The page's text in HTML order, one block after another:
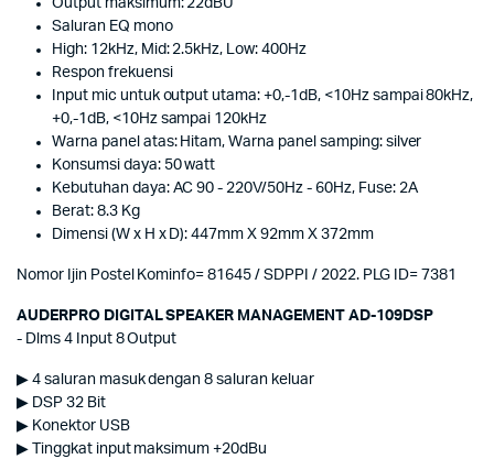
Output maksimum: 22dBU
Saluran EQ mono
High: 12kHz, Mid: 2.5kHz, Low: 400Hz
Respon frekuensi
Input mic untuk output utama: +0,-1dB, <10Hz sampai 80kHz,
+0,-1dB, <10Hz sampai 120kHz
Warna panel atas: Hitam, Warna panel samping: silver
Konsumsi daya: 50 watt
Kebutuhan daya: AC 90 - 220V/50Hz - 60Hz, Fuse: 2A
Berat: 8.3 Kg
Dimensi (W x H x D): 447mm X 92mm X 372mm
Nomor Ijin Postel Kominfo= 81645 / SDPPI / 2022. PLG ID= 7381
AUDERPRO DIGITAL SPEAKER MANAGEMENT AD-109DSP
- Dlms 4 Input 8 Output
▶ 4 saluran masuk dengan 8 saluran keluar
▶ DSP 32 Bit
▶ Konektor USB
▶ Tinggkat input maksimum +20dBu